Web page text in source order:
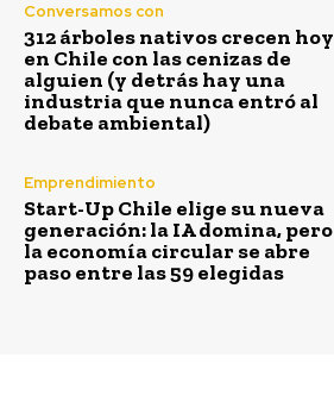
Conversamos con
312 árboles nativos crecen hoy
en Chile con las cenizas de
alguien (y detrás hay una
industria que nunca entró al
debate ambiental)
Emprendimiento
Start-Up Chile elige su nueva
generación: la IA domina, pero
la economía circular se abre
paso entre las 59 elegidas